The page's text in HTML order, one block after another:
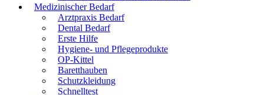
Medizinischer Bedarf
Arztpraxis Bedarf
Dental Bedarf
Erste Hilfe
Hygiene- und Pflegeprodukte
OP-Kittel
Baretthauben
Schutzkleidung
Schnelltest